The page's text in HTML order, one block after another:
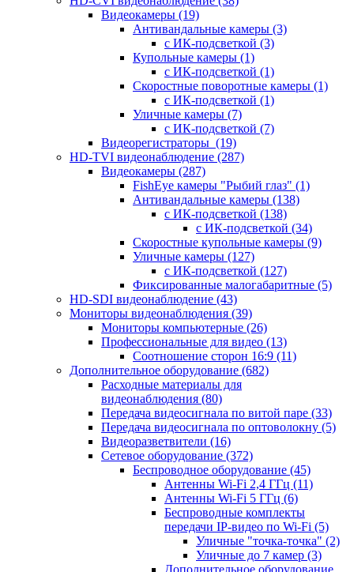
Видеокамеры (19)
Антивандальные камеры (3)
с ИК-подсветкой (3)
Купольные камеры (1)
с ИК-подсветкой (1)
Скоростные поворотные камеры (1)
с ИК-подсветкой (1)
Уличные камеры (7)
с ИК-подсветкой (7)
Видеорегистраторы (19)
HD-TVI видеонаблюдение (287)
Видеокамеры (287)
FishEye камеры "Рыбий глаз" (1)
Антивандальные камеры (138)
с ИК-подсветкой (138)
с ИК-подсветкой (34)
Скоростные купольные камеры (9)
Уличные камеры (127)
с ИК-подсветкой (127)
Фиксированные малогабаритные (5)
HD-SDI видеонаблюдение (43)
Мониторы видеонаблюдения (39)
Мониторы компьютерные (26)
Профессиональные для видео (13)
Соотношение сторон 16:9 (11)
Дополнительное оборудование (682)
Расходные материалы для
видеонаблюдения (80)
Передача видеосигнала по витой паре (33)
Передача видеосигнала по оптоволокну (5)
Видеоразветвители (16)
Сетевое оборудование (372)
Беспроводное оборудование (45)
Антенны Wi-Fi 2,4 ГГц (11)
Антенны Wi-Fi 5 ГГц (6)
Беспроводные комплекты
передачи IP-видео по Wi-Fi (5)
Уличные "точка-точка" (2)
Уличные до 7 камер (3)
Дополнительное оборудование